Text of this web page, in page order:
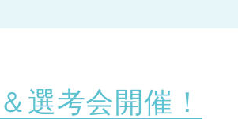
選考会開催！